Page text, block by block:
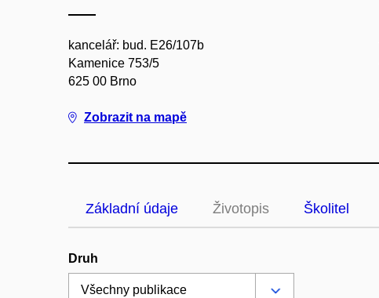
kancelář: bud. E26/107b
Kamenice 753/5
625 00 Brno
Zobrazit na mapě
Základní údaje Životopis Školitel
Druh